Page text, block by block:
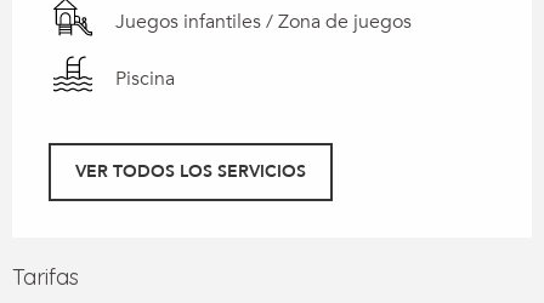
Juegos infantiles / Zona de juegos
Piscina
VER TODOS LOS SERVICIOS
Tarifas